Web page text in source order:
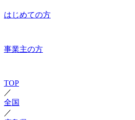
はじめての方
事業主の方
TOP
／
全国
／